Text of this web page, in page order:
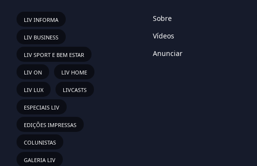
LIV INFORMA
LIV BUSINESS
LIV SPORT E BEM ESTAR
LIV ON LIV HOME
LIV LUX LIVCASTS
ESPECIAIS LIV
EDIÇÕES IMPRESSAS
COLUNISTAS
GALERIA LIV
Sobre
Vídeos
Anunciar